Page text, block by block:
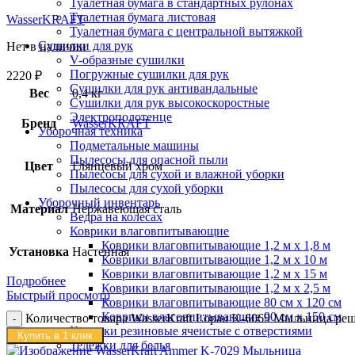
Туалетная бумага в стандартных рулонах
Туалетная бумага листовая
Туалетная бумага с центральной вытяжкой
Сушилки для рук
V-образные сушилки
Погружные сушилки для рук
Сушилки для рук антивандальные
Сушилки для рук высокоскоростные
Электрополотенце
Уборочная техника
Подметальные машины
Пылесосы для опасной пыли
Пылесосы для сухой и влажной уборки
Пылесосы для сухой уборки
Уборочный инвентарь
Ведра на колесах
Коврики влаговпитывающие
Коврики влаговпитывающие 1,2 м х 1,8 м
Коврики влаговпитывающие 1,2 м х 10 м
Коврики влаговпитывающие 1,2 м х 15 м
Коврики влаговпитывающие 1,2 м х 2,5 м
Коврики влаговпитывающие 80 см х 120 см
Коврики влаговпитывающие 90 см х 150 см
Коврики резиновые ячеистые с отверстиями
Тележки для белья
WasserKRAFT
Нет в наличии
2220 ₽
Вес
0,4 кг
Бренд WasserKRAFT
Цвет Глянцевый хром
Материал Нержавеющая сталь
Установка Настенная
Подробнее
Быстрый просмотр
Количество товара WasserKraft Lopau K-6069 Мыльница
Купить в 1 клик